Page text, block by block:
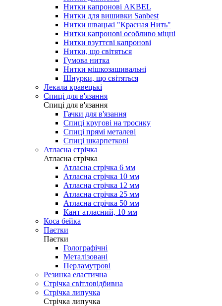
Нитки капронові AKBEL
Нитки для вишивки Sanbest
Нитки швацькі "Красная Нить"
Нитки капронові особливо міцні
Нитки взуттєві капронові
Нитки, що світяться
Гумова нитка
Нитки мішкозашивальні
Шнурки, що світяться
Лекала кравецькі
Cпиці для в'язання
Cпиці для в'язання
Гачки для в'язання
Спиці кругові на тросику
Спиці прямі металеві
Спиці шкарпеткові
Атласна стрічка
Атласна стрічка
Атласна стрічка 6 мм
Атласна стрічка 10 мм
Атласна стрічка 12 мм
Атласна стрічка 25 мм
Атласна стрічка 50 мм
Кант атласний, 10 мм
Коса бейка
Паєтки
Паєтки
Голографічні
Металізовані
Перламутрові
Резинка еластична
Стрічка світловідбивна
Стрічка липучка
Стрічка липучка